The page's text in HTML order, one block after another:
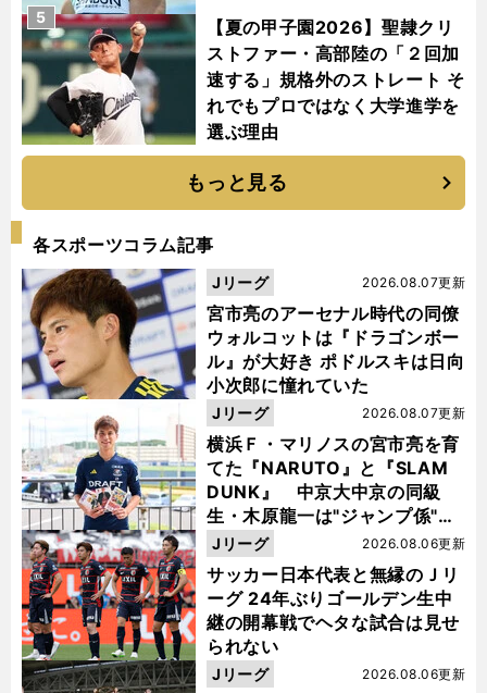
【夏の甲子園2026】聖隷クリ
ストファー・高部陸の「２回加
速する」規格外のストレート そ
れでもプロではなく大学進学を
選ぶ理由
5
もっと見る
各スポーツコラム記事
宮市亮のアーセナル時代の同僚
ウォルコットは『ドラゴンボー
ル』が大好き ポドルスキは日向
小次郎に憧れていた
2026.08.07更新
Jリーグ
横浜Ｆ・マリノスの宮市亮を育
てた『NARUTO』と『SLAM
DUNK』 中京大中京の同級
生・木原龍一は"ジャンプ係"だ
った
2026.08.07更新
Jリーグ
サッカー日本代表と無縁のＪリ
ーグ 24年ぶりゴールデン生中
継の開幕戦でヘタな試合は見せ
られない
2026.08.06更新
Jリーグ
2026.08.06更新
Jリーグ